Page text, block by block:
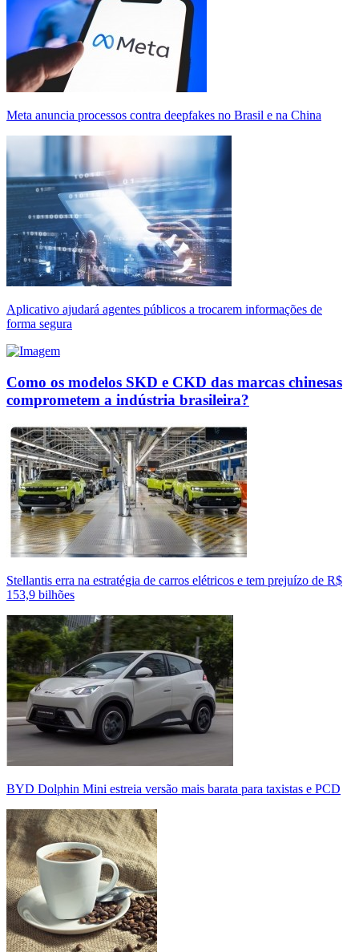
Meta anuncia processos contra deepfakes no Brasil e na China
Aplicativo ajudará agentes públicos a trocarem informações de
forma segura
Como os modelos SKD e CKD das marcas chinesas
comprometem a indústria brasileira?
Stellantis erra na estratégia de carros elétricos e tem prejuízo de R$
153,9 bilhões
BYD Dolphin Mini estreia versão mais barata para taxistas e PCD